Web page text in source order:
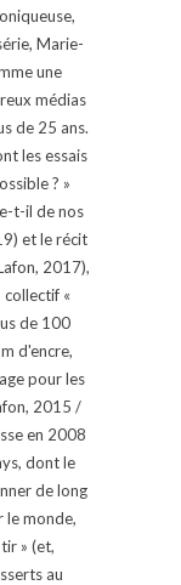
Marie-
une
médias
de 25 ans.
les essais
? »
t-il de nos
et le récit
2017),
«
de 100
d'encre,
pour les
2015 /
en 2008
dont le
de long
le monde,
» (et,
au